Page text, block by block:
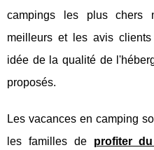
campings les plus chers
meilleurs et les avis
idée de la qualité de
proposés.
Les vacances en camping
les familles de profiter